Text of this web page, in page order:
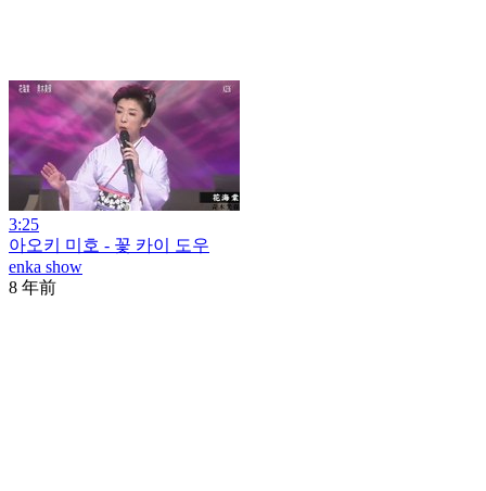
3:25
아오키 미호 - 꽃 카이 도우
enka show
8 年前